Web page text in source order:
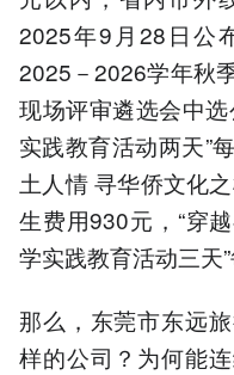
2025年9月28日公
2025－2026学年秋
现场评审遴选会中
实践教育活动两天”
土人情 寻华侨文化
生费用930元，“穿
学实践教育活动三天
那么，东莞市东远
样的公司？为何能